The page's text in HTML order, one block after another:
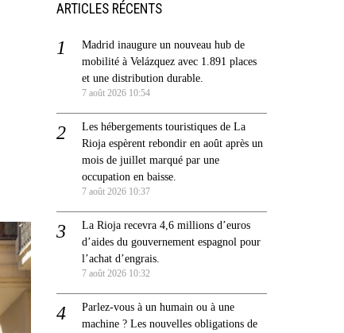
ARTICLES RÉCENTS
Madrid inaugure un nouveau hub de
mobilité à Velázquez avec 1.891 places
et une distribution durable.
7 août 2026 10:54
Les hébergements touristiques de La
Rioja espèrent rebondir en août après un
mois de juillet marqué par une
occupation en baisse.
7 août 2026 10:37
La Rioja recevra 4,6 millions d’euros
d’aides du gouvernement espagnol pour
l’achat d’engrais.
7 août 2026 10:32
Parlez-vous à un humain ou à une
machine ? Les nouvelles obligations de